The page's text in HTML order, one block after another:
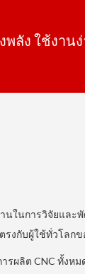
พลัง ใช้งา
ในการวิจัยและ
รงกับผู้ใช้ทั่วโลก
ลิต CNC ทั้งหม